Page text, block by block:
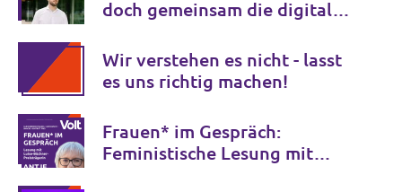
doch gemeinsam die digitale
Wir verstehen es nicht - lasst
es uns richtig machen!
Frauen* im Gespräch:
Feministische Lesung mit